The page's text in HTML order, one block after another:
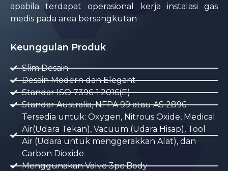
apabila terdapat operasional kerja instalasi gas
medis pada area bersangkutan
Keunggulan Produk
Slim Desain
Desain Modern dan Elegant
Standar ISO 7396-1:2016(E)
Standar Australia, NFPA 99 atau AS 2896
Tersedia untuk: Oxygen, Nitrous Oxide, Medical
Air(Udara Tekan), Vacuum (Udara Hisap), Tool
Air (Udara untuk menggerakkan Alat), dan
Carbon Dioxide
Menggunakan Valve 3pc Body